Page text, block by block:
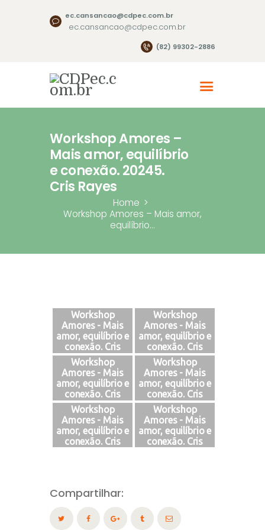
ec.cansancao@cdpec.com.br
ec.cansancao@cdpec.com.br
(82) 99302-2886
Workshop Amores –
Mais amor, equilíbrio
e conexão. 20245.
Cris Rayes
Home
Workshop Amores – Mais amor,
equilíbrio...
Workshop
Amores - Mais
amor, equilíbrio e
conexão. Cris
Rayes
Workshop
Amores - Mais
amor, equilíbrio e
conexão. Cris
Rayes
Workshop
Amores - Mais
amor, equilíbrio e
conexão. Cris
Rayes
Workshop
Amores - Mais
amor, equilíbrio e
conexão. Cris
Rayes
Workshop
Amores - Mais
amor, equilíbrio e
conexão. Cris
Workshop
Amores - Mais
amor, equilíbrio e
conexão. Cris
Compartilhar: